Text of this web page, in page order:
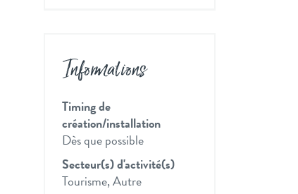
Informations
Timing de
création/installation
Dès que possible
Secteur(s) d'activité(s)
Tourisme, Autre